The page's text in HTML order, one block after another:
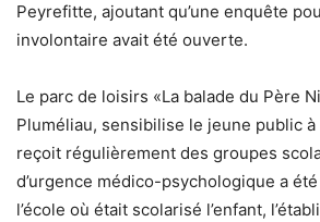
Peyrefitte, ajoutant qu’une enquête
involontaire avait été ouverte.
Le parc de loisirs «La balade du Père
Pluméliau, sensibilise le jeune public à
reçoit régulièrement des groupes
d’urgence médico-psychologique a
l’école où était scolarisé l’enfant,